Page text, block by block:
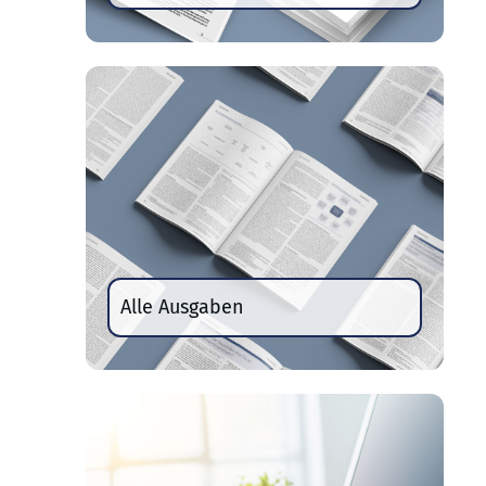
Alle Ausgaben